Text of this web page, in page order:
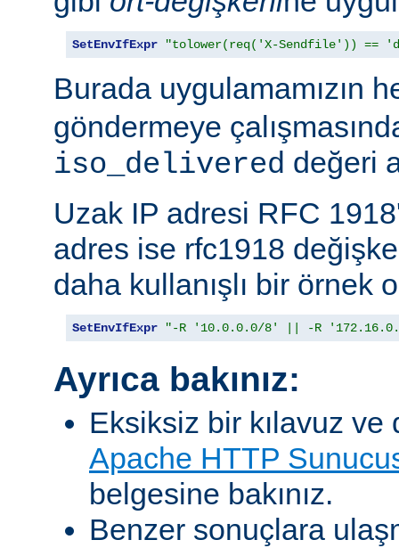
SetEnvIfExpr "tolower(req('X-Sendfile')) ==
Burada uygulamamızın
göndermeye
iso_delivered değeri
Uzak IP adresi RFC
adres ise rfc1918
daha kullanışlı bir örnek
SetEnvIfExpr "-R '10.0.0.0/8' || -R
Ayrıca bakınız:
Eksiksiz bir kılavuz
Apache HTTP
belgesine bakınız.
Benzer sonuçlara